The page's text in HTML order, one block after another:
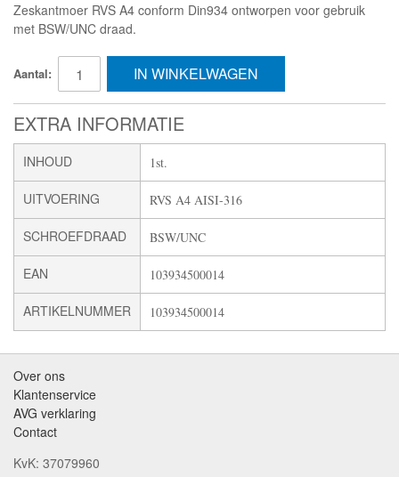
Zeskantmoer RVS A4 conform Din934 ontworpen voor gebruik
met BSW/UNC draad.
Aantal: IN WINKELWAGEN
EXTRA INFORMATIE
INHOUD 1st.
UITVOERING RVS A4 AISI-316
SCHROEFDRAAD BSW/UNC
EAN 103934500014
ARTIKELNUMMER 103934500014
Over ons
Klantenservice
AVG verklaring
Contact
KvK: 37079960